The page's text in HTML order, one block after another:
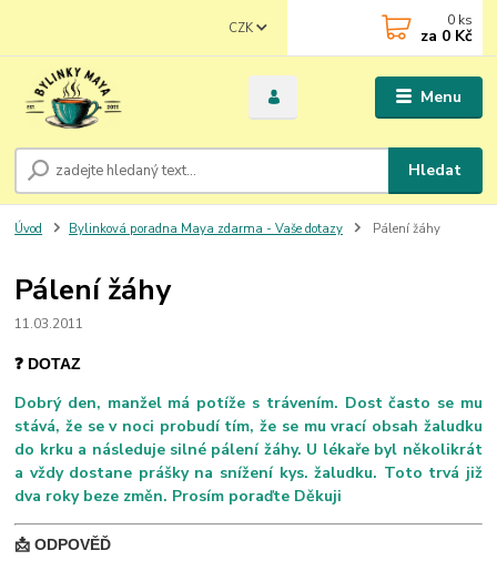
Menu
CZK
Hledat
0 ks
za 0 Kč
Úvod Bylinková poradna Maya zdarma - Vaše dotazy Pálení žáhy
Pálení žáhy
11.03.2011
❓ DOTAZ
Dobrý den, manžel má potíže s trávením. Dost často se mu
stává, že se v noci probudí tím, že se mu vrací obsah žaludku
do krku a následuje silné pálení žáhy. U lékaře byl několikrát
a vždy dostane prášky na snížení kys. žaludku. Toto trvá již
dva roky beze změn. Prosím poraďte Děkuji
📩 ODPOVĚĎ